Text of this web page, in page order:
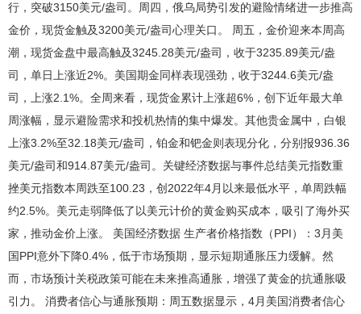
行，突破3150美元/盎司。周四，俄乌局势引发的避险情绪进一步推高
金价，现货金触及3200美元/盎司心理关口。 周五，金价迎来本周高
潮，现货金盘中最高触及3245.28美元/盎司，收于3235.89美元/盎
司，单日上涨近2%。美国期金同样表现强劲，收于3244.6美元/盎
司，上涨2.1%。全周来看，现货金累计上涨超6%，创下近年最大单
周涨幅，显示避险需求和投机热情的集中爆发。其他贵金属中，白银
上涨3.2%至32.18美元/盎司，铂金和钯金则表现分化，分别报936.36
美元/盎司和914.87美元/盎司。关键经济数据与事件总结美元指数重
挫美元指数本周跌至100.23，创2022年4月以来最低水平，单周跌幅
约2.5%。美元走弱降低了以美元计价的黄金购买成本，吸引了海外买
家，推动金价上涨。 美国经济数据 生产者价格指数（PPI）：3月美
国PPI意外下降0.4%，低于市场预期，显示短期通胀压力缓解。然
而，市场预计关税政策可能在未来推高通胀，增强了黄金的抗通胀吸
引力。 消费者信心与通胀预期：周五数据显示，4月美国消费者信心